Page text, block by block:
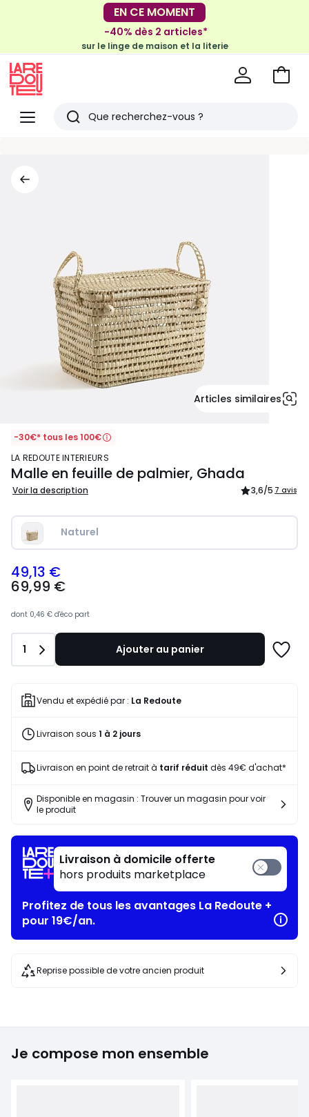
-30€ tous les 100€*
sur le meuble & la déco
EN CE MOMENT
-40% dès 2 articles*
sur le linge de maison et la literie
Menu
Redoute
Rechercher
Voir
Articles similaires
-30€* tous les 100€
LA REDOUTE INTERIEURS
Malle en feuille de palmier, Ghada
Voir la description 3,6/5 7 avis
Naturel
69,99
€
à
programme
pour
payer
place
49,13
49,13 €
69,99 €
dont 0,46 € d'éco part
Quantité
1 Ajouter au panier
Vendu et expédié par : La Redoute
Livraison sous 1 à 2 jours
Livraison en point de retrait à tarif réduit dès 49€ d'achat*
Disponible en magasin : Trouver un magasin pour voir
le produit
Livraison à domicile offerte
hors produits marketplace
Profitez de tous les avantages La Redoute +
pour 19€/an.
Reprise possible de votre ancien produit
Je compose mon ensemble